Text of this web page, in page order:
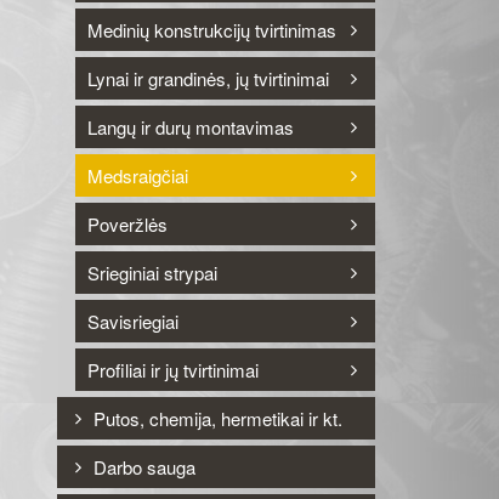
Medinių konstrukcijų tvirtinimas
Lynai ir grandinės, jų tvirtinimai
Langų ir durų montavimas
Medsraigčiai
Poveržlės
Srieginiai strypai
Savisriegiai
Profiliai ir jų tvirtinimai
Putos, chemija, hermetikai ir kt.
Darbo sauga